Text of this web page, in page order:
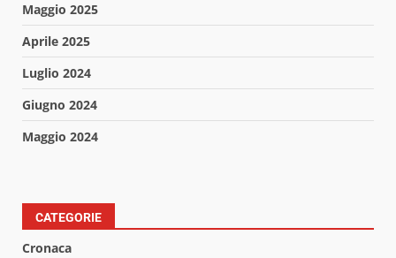
Maggio 2025
Aprile 2025
Luglio 2024
Giugno 2024
Maggio 2024
CATEGORIE
Cronaca